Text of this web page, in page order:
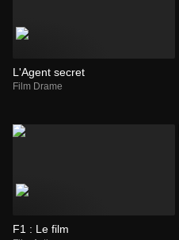
L'Agent secret
Film Drame
F1 : Le film